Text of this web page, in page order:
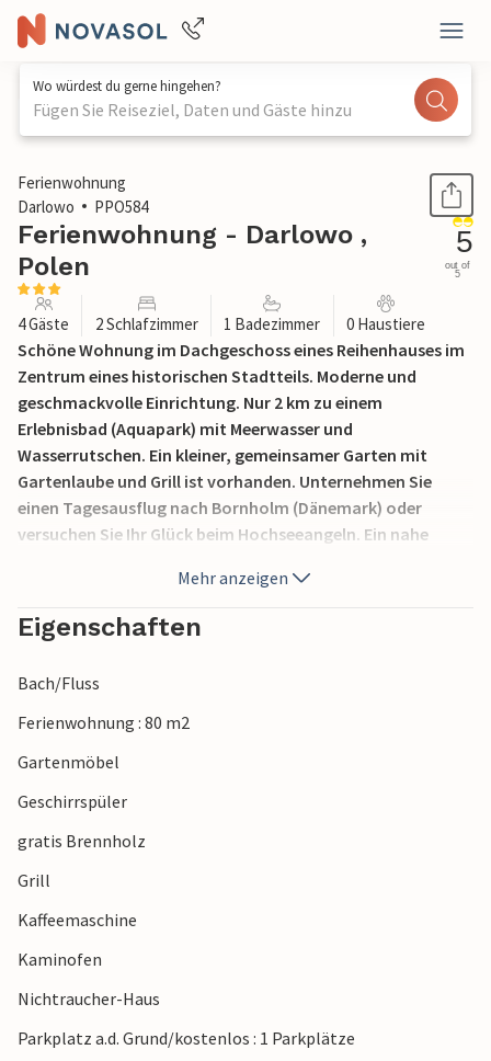
Wo würdest du gerne hingehen?
Fügen Sie Reiseziel, Daten und Gäste hinzu
1 / 22
Ferienwohnung
Darlowo
PPO584
Ferienwohnung - Darlowo ,
Polen
5
out of
5
4 Gäste 2 Schlafzimmer 1 Badezimmer 0 Haustiere
Schöne Wohnung im Dachgeschoss eines Reihenhauses im
Zentrum eines historischen Stadtteils. Moderne und
geschmackvolle Einrichtung. Nur 2 km zu einem
Erlebnisbad (Aquapark) mit Meerwasser und
Wasserrutschen. Ein kleiner, gemeinsamer Garten mit
Gartenlaube und Grill ist vorhanden. Unternehmen Sie
einen Tagesausflug nach Bornholm (Dänemark) oder
versuchen Sie Ihr Glück beim Hochseeangeln. Ein nahe
und schöne Strände, Sie werden von ihrem feinen Sand
begeistert sein und schöne Urlaubserinnerungen mit nach
Hause nehmen.
Mehr anzeigen
Eigenschaften
Bach/Fluss
Ferienwohnung : 80 m2
Gartenmöbel
Geschirrspüler
gratis Brennholz
Grill
Kaffeemaschine
Kaminofen
Nichtraucher-Haus
Parkplatz a.d. Grund/kostenlos : 1 Parkplätze